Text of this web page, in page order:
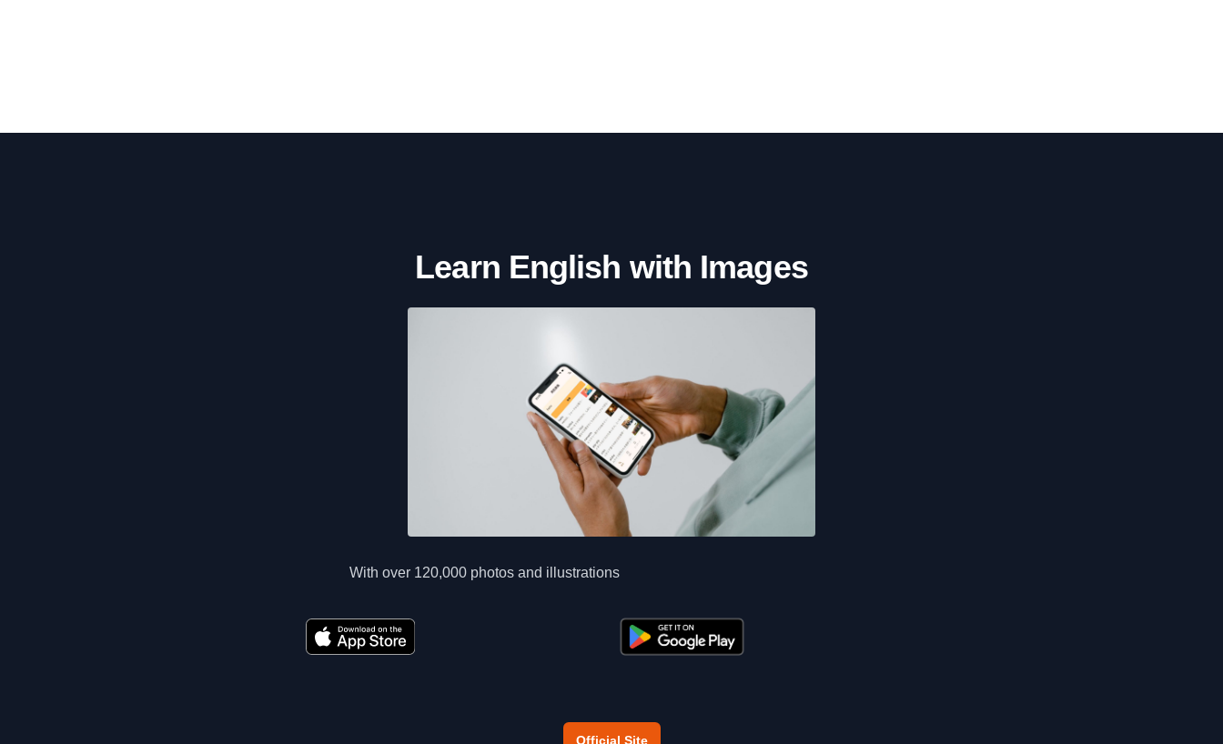
Learn English with Images
With over 120,000 photos and illustrations
Official Site